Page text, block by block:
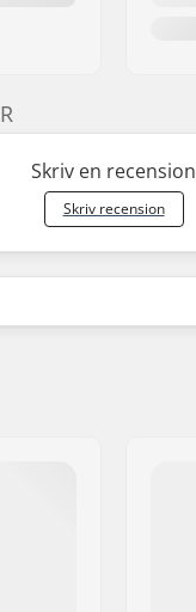
Skriv en recension
Skriv recension